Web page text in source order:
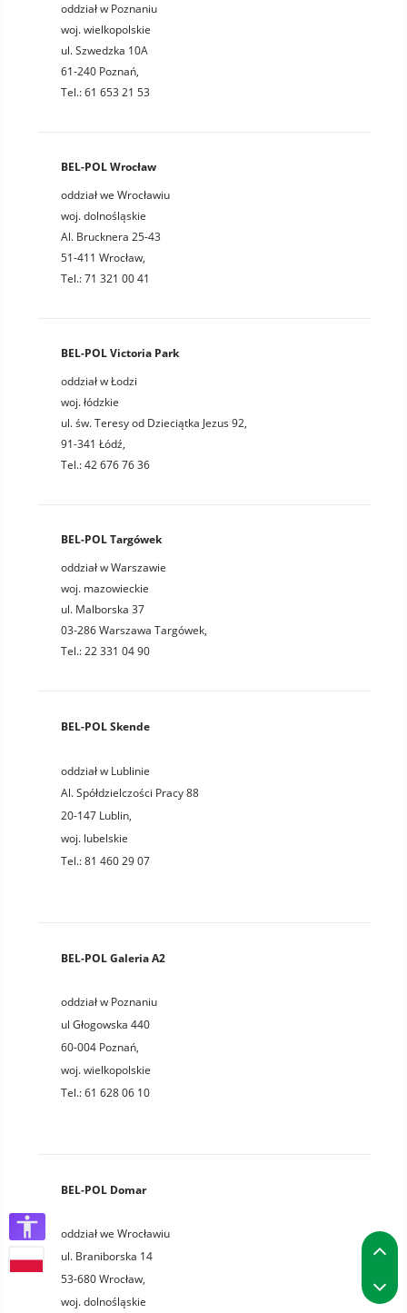
oddział w Poznaniu
woj. wielkopolskie
ul. Szwedzka 10A
61-240 Poznań,
Tel.: 61 653 21 53
BEL-POL Wrocław
oddział we Wrocławiu
woj. dolnośląskie
Al. Brucknera 25-43
51-411 Wrocław,
Tel.: 71 321 00 41
BEL-POL Victoria Park
oddział w Łodzi
woj. łódzkie
ul. św. Teresy od Dzieciątka Jezus 92,
91-341 Łódź,
Tel.: 42 676 76 36
BEL-POL Targówek
oddział w Warszawie
woj. mazowieckie
ul. Malborska 37
03-286 Warszawa Targówek,
Tel.: 22 331 04 90
BEL-POL Skende
oddział w Lublinie
Al. Spółdzielczości Pracy 88
20-147 Lublin,
woj. lubelskie
Tel.:81 460 29 07
BEL-POL Galeria A2
oddział w Poznaniu
ul Głogowska 440
60-004 Poznań,
woj.wielkopolskie
Tel.:61 628 06 10
BEL-POL Domar
oddział we Wrocławiu
ul. Braniborska 14
53-680Wrocław,
woj.dolnośląskie